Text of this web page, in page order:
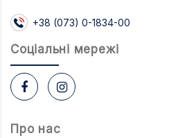
Про нас
+38 (073) 0-1834-00
Соцiальнi мережi